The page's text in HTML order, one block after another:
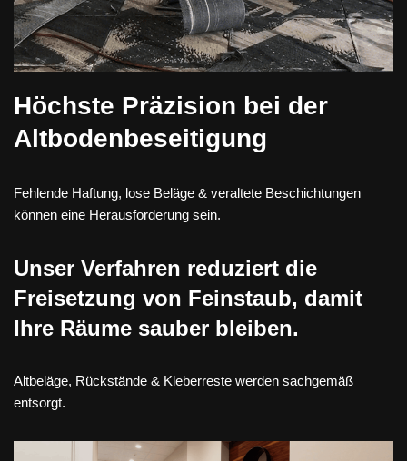
Höchste Präzision bei der
Altbodenbeseitigung
Fehlende Haftung, lose Beläge & veraltete Beschichtungen
können eine Herausforderung sein.
Unser Verfahren reduziert die
Freisetzung von Feinstaub, damit
Ihre Räume sauber bleiben.
Altbeläge, Rückstände & Kleberreste werden sachgemäß
entsorgt.